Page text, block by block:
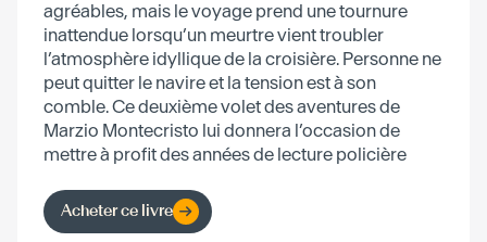
agréables, mais le voyage prend une tournure
inattendue lorsqu’un meurtre vient troubler
l’atmosphère idyllique de la croisière. Personne ne
peut quitter le navire et la tension est à son
comble. Ce deuxième volet des aventures de
Marzio Montecristo lui donnera l’occasion de
mettre à profit des années de lecture policière
convaincu d’avoir commis le crime parfait.
Acheter ce livre